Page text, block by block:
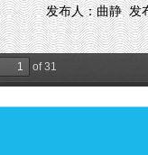
发布人：曲静 发